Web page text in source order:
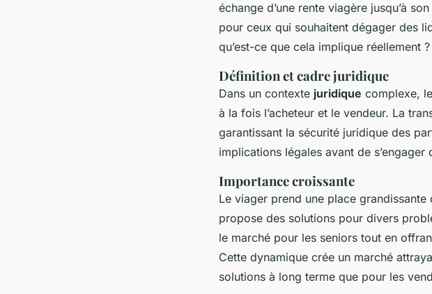
échange d’une rente viagère jusqu’à
pour ceux qui souhaitent dégager des
qu’est-ce que cela implique réellement ?
Définition et cadre juridique
Dans un contexte juridique complexe,
à la fois l’acheteur et le vendeur. La
garantissant la sécurité juridique des
implications légales avant de
Importance croissante
Le viager prend une place
propose des solutions pour divers
le marché pour les seniors tout en
Cette dynamique crée un marché
solutions à long terme que pour les